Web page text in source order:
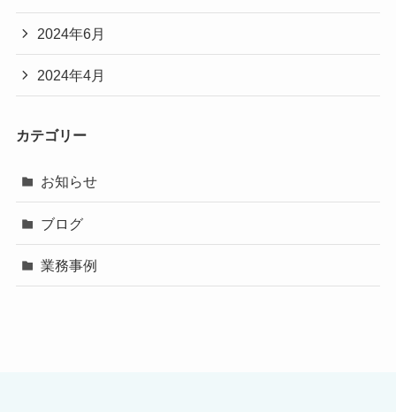
2024年6月
2024年4月
カテゴリー
お知らせ
ブログ
業務事例